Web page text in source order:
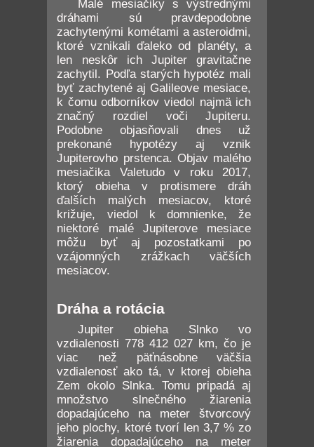
Malé mesiačiky s výstrednými
dráhami sú pravdepodobne
zachytenými kométami a asteroidmi,
ktoré vznikali ďaleko od planéty, a
len neskôr ich Jupiter gravitačne
zachytil. Podľa starých hypotéz mali
byť zachytené aj Galileove mesiace,
k čomu odborníkov viedol najmä ich
značný rozdiel voči Jupiteru.
Podobne objasňovali dnes už
prekonané hypotézy aj vznik
Jupiterovho prstenca. Objav malého
mesiačika Valetudo v roku 2017,
ktorý obieha v protismere dráh
ďalších malých mesiacov, ktoré
križuje, viedol k domnienke, že
niektoré malé Jupiterove mesiace
môžu byť aj pozostatkami po
vzájomných zrážkach väčších
mesiacov.
Dráha a rotácia
Jupiter obieha Slnko vo
vzdialenosti 778 412 027 km, čo je
viac než päťnásobne väčšia
vzdialenosť ako tá, v ktorej obieha
Zem okolo Slnka. Tomu pripadá aj
množstvo slnečného žiarenia
dopadajúceho na meter štvorcový
jeho plochy, ktoré tvorí len 3,7 % zo
žiarenia dopadajúceho na meter